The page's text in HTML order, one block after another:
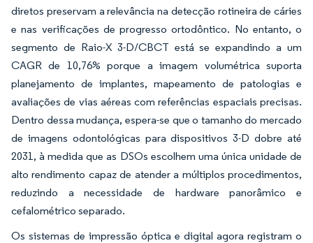
diretos preservam a relevância na detecção rotineira de cáries
e nas verificações de progresso ortodôntico. No entanto, o
segmento de Raio-X 3-D/CBCT está se expandindo a um
CAGR de 10,76% porque a imagem volumétrica suporta
planejamento de implantes, mapeamento de patologias e
avaliações de vias aéreas com referências espaciais precisas.
Dentro dessa mudança, espera-se que o tamanho do mercado
de imagens odontológicas para dispositivos 3-D dobre até
2031, à medida que as DSOs escolhem uma única unidade de
alto rendimento capaz de atender a múltiplos procedimentos,
reduzindo a necessidade de hardware panorâmico e
cefalométrico separado.
Os sistemas de impressão óptica e digital agora registram o